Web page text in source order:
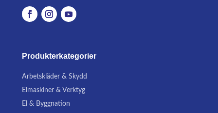
Produkterkategorier
Arbetskläder & Skydd
Elmaskiner & Verktyg
El & Byggnation